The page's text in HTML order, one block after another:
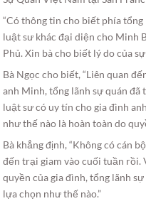
“Có thông tin cho biết phía
luật sư khác đại diện cho Minh
Phủ. Xin bà cho biết lý do của
Bà Ngọc cho biết, “Liên quan
anh Minh, tổng lãnh sự quán
luật sư có uy tín cho gia đình
như thế nào là hoàn toàn do
Bà khẳng định, “Không có cán
đến trại giam vào cuối tuần rồi.
quyền của gia đình, tổng lãnh
lựa chọn như thế nào.”